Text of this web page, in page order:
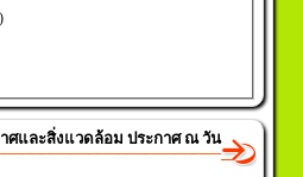
ศและสิ่งแวดล้อม ประกาศ ณ วัน